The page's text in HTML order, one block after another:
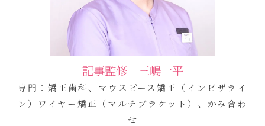
記事監修 三嶋一平
専門：矯正歯科、マウスピース矯正（インビザライ
ン）ワイヤー矯正（マルチブラケット）、かみ合わ
せ